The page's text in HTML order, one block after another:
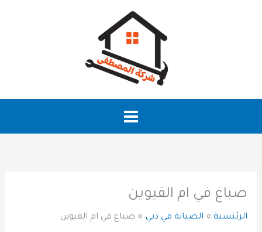
صباغ في ام القيوين
الرئيسية الصيانة في دبي صباغ في ام القيوين